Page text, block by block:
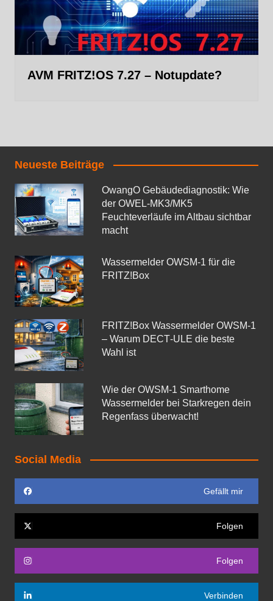
AVM FRITZ!OS 7.27 – Notupdate?
Neueste Beiträge
OwangO Gebäudediagnostik: Wie
der OWEL‑MK3/MK5
Feuchteverläufe im Altbau sichtbar
macht
Wassermelder OWSM‑1 für die
FRITZ!Box
FRITZ!Box Wassermelder OWSM-1
– Warum DECT‑ULE die beste
Wahl ist
Wie der OWSM‑1 Smarthome
Wassermelder bei Starkregen dein
Regenfass überwacht!
Social Media
Gefällt mir
Folgen
Folgen
Verbinden